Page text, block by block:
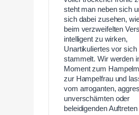
steht man neben sich
sich dabei zusehen,
beim verzweifelten
intelligent zu wirken,
Unartikuliertes vor sich
stammelt. Wir werden
Moment zum
zur Hampelfrau und
vom arroganten,
unverschämten oder
beleidigenden Auftreten